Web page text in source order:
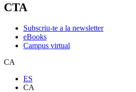
CTA
Subscriu-te a la newsletter
eBooks
Campus virtual
CA
ES
CA